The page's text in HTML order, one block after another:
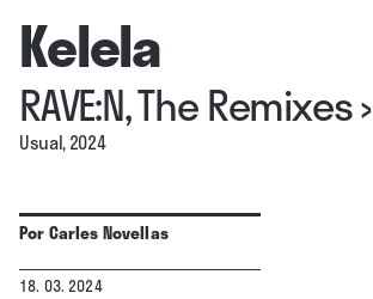
Kelela
RAVE:N, The Remixes›
Usual, 2024
PorCarles Novellas
18. 03. 2024